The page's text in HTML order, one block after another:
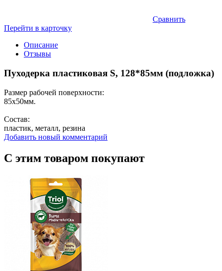
Сравнить
Перейти в карточку
Описание
Отзывы
Пуходерка пластиковая S, 128*85мм (подложка)
Размер рабочей поверхности:
85х50мм.
Состав:
пластик, металл, резина
Добавить новый комментарий
С этим товаром покупают